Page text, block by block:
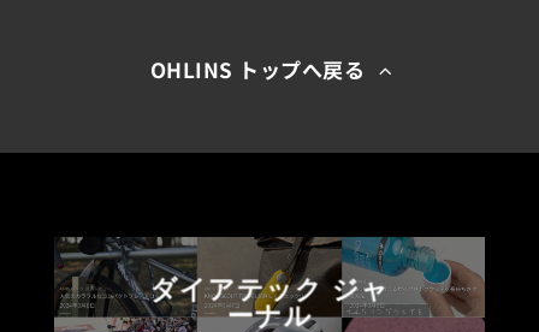
OHLINS トップへ戻る
ダイアテック ジャ
ーナル